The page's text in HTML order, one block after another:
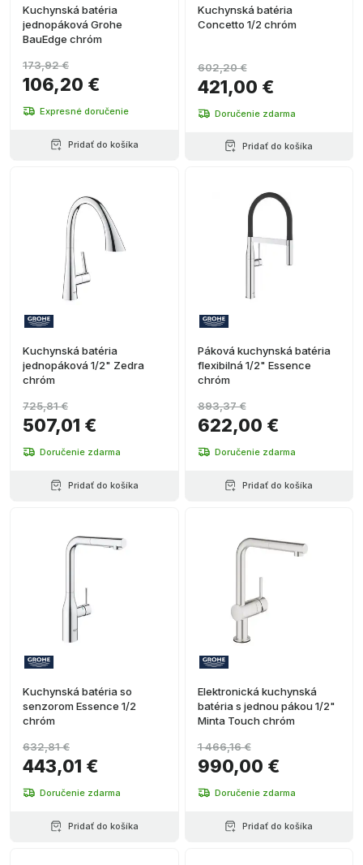
Kuchynská batéria
jednopáková Grohe
BauEdge chróm
106,20 €
173,92 €
Expresné doručenie
Pridať do košíka
Kuchynská batéria
Concetto 1/2 chróm
421,00 €
602,20 €
Doručenie zdarma
Pridať do košíka
Kuchynská batéria
jednopáková 1/2" Zedra
chróm
507,01 €
725,81 €
Doručenie zdarma
Pridať do košíka
Páková kuchynská batéria
flexibilná 1/2" Essence
chróm
622,00 €
893,37 €
Doručenie zdarma
Pridať do košíka
Kuchynská batéria so
senzorom Essence 1/2
chróm
443,01 €
632,81 €
Doručenie zdarma
Pridať do košíka
Elektronická kuchynská
batéria s jednou pákou 1/2"
Minta Touch chróm
990,00 €
1 466,16 €
Doručenie zdarma
Pridať do košíka